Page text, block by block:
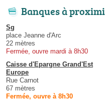
Banques à
Sg
place Jeanne d'Arc
22 mètres
Fermée, ouvre mardi à 8h30
Caisse d'Epargne Grand'Est
Europe
Rue Carnot
67 mètres
Fermée, ouvre à 8h30